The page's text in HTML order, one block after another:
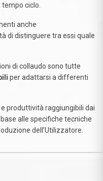
ciclo.
anche
di distinguere tra essi quale
di collaudo sono tutte
per adattarsi a differenti
produttività raggiungibili dai
alle specifiche tecniche
dell’Utilizzatore.